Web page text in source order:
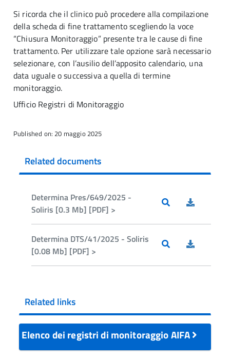
Si ricorda che il clinico può procedere alla compilazione
della scheda di fine trattamento scegliendo la voce
“Chiusura Monitoraggio” presente tra le cause di fine
trattamento. Per utilizzare tale opzione sarà necessario
selezionare, con l’ausilio dell’apposito calendario, una
data uguale o successiva a quella di termine
monitoraggio.
Ufficio Registri di Monitoraggio
Published on: 20 maggio 2025
Related documents
Determina Pres/649/2025 -
Soliris [0.3 Mb] [PDF] >
Determina DTS/41/2025 - Soliris
[0.08 Mb] [PDF] >
Related links
Elenco dei registri di monitoraggio AIFA